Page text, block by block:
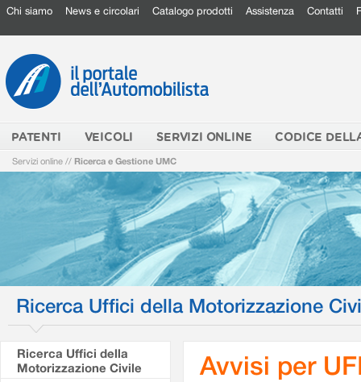
Chi siamo News e circolari Catalogo prodotti Assistenza Contatti
PATENTI VEICOLI SERVIZI ONLINE CODICE
Servizi online // Ricerca e Gestione UMC
Ricerca Uffici della Motorizzazione
Ricerca Uffici della
Motorizzazione Civile
Avvisi per